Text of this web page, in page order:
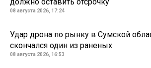
08 августа 2026, 17:24
Удар дрона по рынку в Сумской
скончался один из раненых
08 августа 2026, 16:53